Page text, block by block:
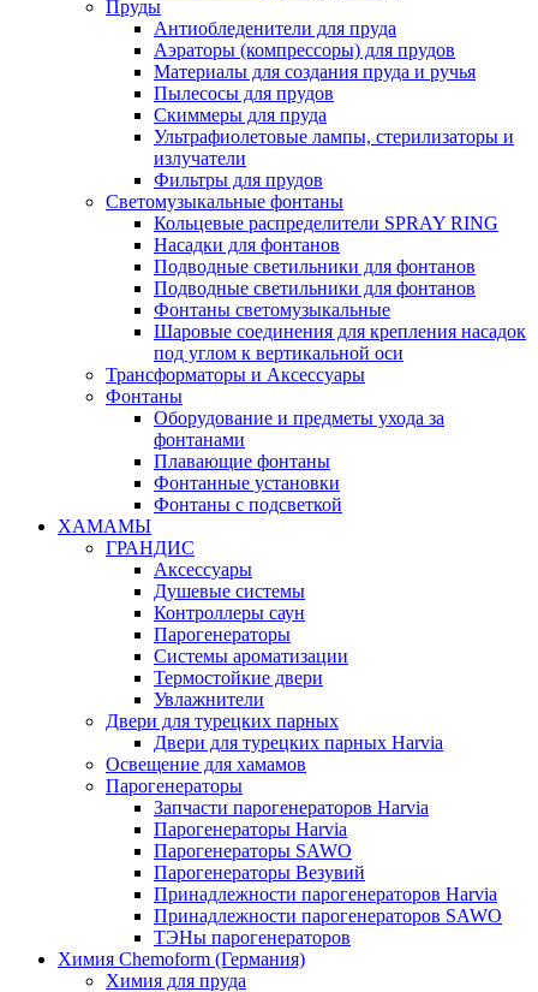
Пруды
Антиобледенители для пруда
Аэраторы (компрессоры) для прудов
Материалы для создания пруда и ручья
Пылесосы для прудов
Скиммеры для пруда
Ультрафиолетовые лампы, стерилизаторы и
излучатели
Фильтры для прудов
Светомузыкальные фонтаны
Кольцевые распределители SPRAY RING
Насадки для фонтанов
Подводные светильники для фонтанов
Подводные светильники для фонтанов
Фонтаны светомузыкальные
Шаровые соединения для крепления насадок
под углом к вертикальной оси
Трансформаторы и Аксессуары
Фонтаны
Оборудование и предметы ухода за
фонтанами
Плавающие фонтаны
Фонтанные установки
Фонтаны с подсветкой
ХАМАМЫ
ГРАНДИС
Аксессуары
Душевые системы
Контроллеры саун
Парогенераторы
Системы ароматизации
Термостойкие двери
Увлажнители
Двери для турецких парных
Двери для турецких парных Harvia
Освещение для хамамов
Парогенераторы
Запчасти парогенераторов Harvia
Парогенераторы Harvia
Парогенераторы SAWO
Парогенераторы Везувий
Принадлежности парогенераторов Harvia
Принадлежности парогенераторов SAWO
ТЭНы парогенераторов
Химия Chemoform (Германия)
Химия для пруда